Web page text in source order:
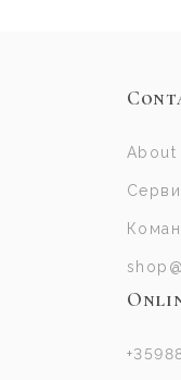
About